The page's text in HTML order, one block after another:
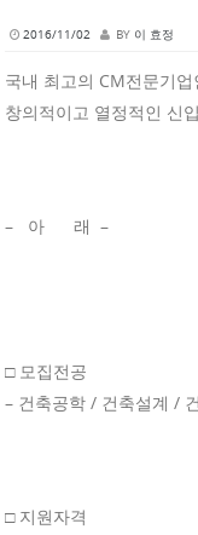
2016/11/02 BY 이 효정
국내 최고의 CM전문기
창의적이고 열정적인 신
– 아 래 –
□ 모집전공
– 건축공학 / 건축설계 /
□ 지원자격